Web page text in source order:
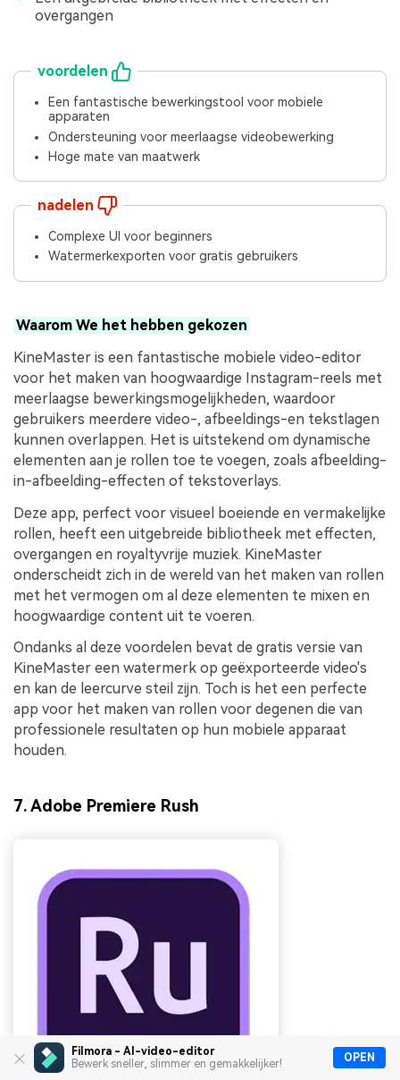
Filmora - AI-video-editor
Bewerk sneller, slimmer en gemakkelijker!
OPEN
overgangen
voordelen
Een fantastische bewerkingstool voor mobiele
apparaten
Ondersteuning voor meerlaagse videobewerking
Hoge mate van maatwerk
nadelen
Complexe UI voor beginners
Watermerkexporten voor gratis gebruikers
Waarom We het hebben gekozen
KineMaster is een fantastische mobiele video-editor
voor het maken van hoogwaardige Instagram-reels met
meerlaagse bewerkingsmogelijkheden, waardoor
gebruikers meerdere video-, afbeeldings-en tekstlagen
kunnen overlappen. Het is uitstekend om dynamische
elementen aan je rollen toe te voegen, zoals afbeelding-
in-afbeelding-effecten of tekstoverlays.
Deze app, perfect voor visueel boeiende en vermakelijke
rollen, heeft een uitgebreide bibliotheek met effecten,
overgangen en royaltyvrije muziek. KineMaster
onderscheidt zich in de wereld van het maken van rollen
met het vermogen om al deze elementen te mixen en
hoogwaardige content uit te voeren.
Ondanks al deze voordelen bevat de gratis versie van
KineMaster een watermerk op geëxporteerde video's
en kan de leercurve steil zijn. Toch is het een perfecte
app voor het maken van rollen voor degenen die van
professionele resultaten op hun mobiele apparaat
houden.
7. Adobe Premiere Rush